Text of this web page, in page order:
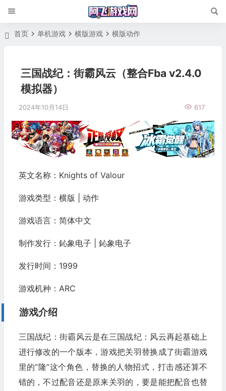
首页 单机游戏 横版游戏 横版动作
三国战纪：街霸风云（整合Fba v2.4.0
模拟器）
2024年10月14日 617
英文名称：Knights of Valour
游戏类型：横版 | 动作
游戏语言：简体中文
制作发行：鈊象电子 | 鈊象电子
发行时间：1999
游戏机种：ARC
游戏介绍
三国战纪：街霸风云是在三国战纪：风云再起基础上
进行修改的一个版本，游戏把关羽替换成了街霸游戏
里的“隆”这个角色，替换的人物招式，打击感还算不
错的，不过配音还是原来关羽的，要是能把配音也替